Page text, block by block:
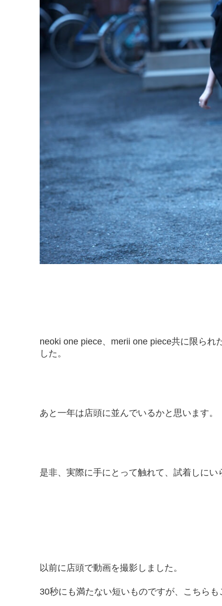
neoki one piece、merii one piece共に限ら
した。
あと一年は店頭に並んでいるかと思います。
是非、実際に手にとって触れて、試着しにい
以前に店頭で動画を撮影しました。
30秒にも満たない短いものですが、こちら